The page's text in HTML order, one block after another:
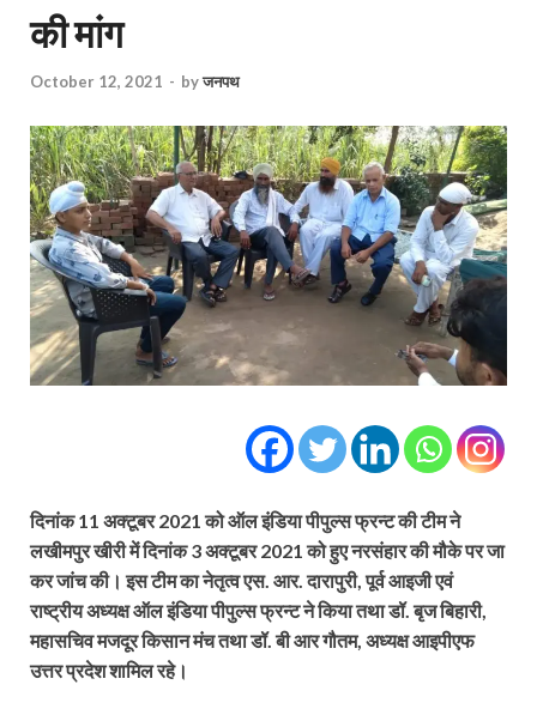
की मांग
October 12, 2021 - byजनपथ
दिनांक 11 अक्टूबर 2021 को ऑल इंडिया पीपुल्स फ्रन्ट की टीम ने
लखीमपुर खीरी में दिनांक 3 अक्टूबर 2021 को हुए नरसंहार की मौके पर जा
कर जांच की। इस टीम का नेतृत्व एस. आर. दारापुरी, पूर्व आइजी एवं
राष्ट्रीय अध्यक्ष ऑल इंडिया पीपुल्स फ्रन्ट ने किया तथा डॉ. बृज बिहारी,
महासचिव मजदूर किसान मंच तथा डॉ. बी आर गौतम, अध्यक्ष आइपीएफ
उत्तर प्रदेश शामिल रहे।